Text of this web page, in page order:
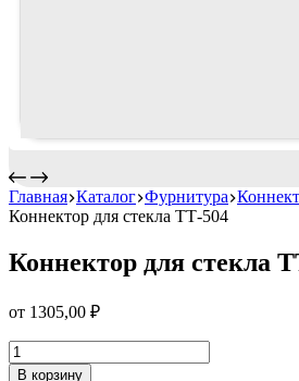
Главная Каталог Фурнитура
Коннектор для стекла ТТ-504
Коннектор для стекла
от 1305,00 ₽
Коннектор
дляВ корзину